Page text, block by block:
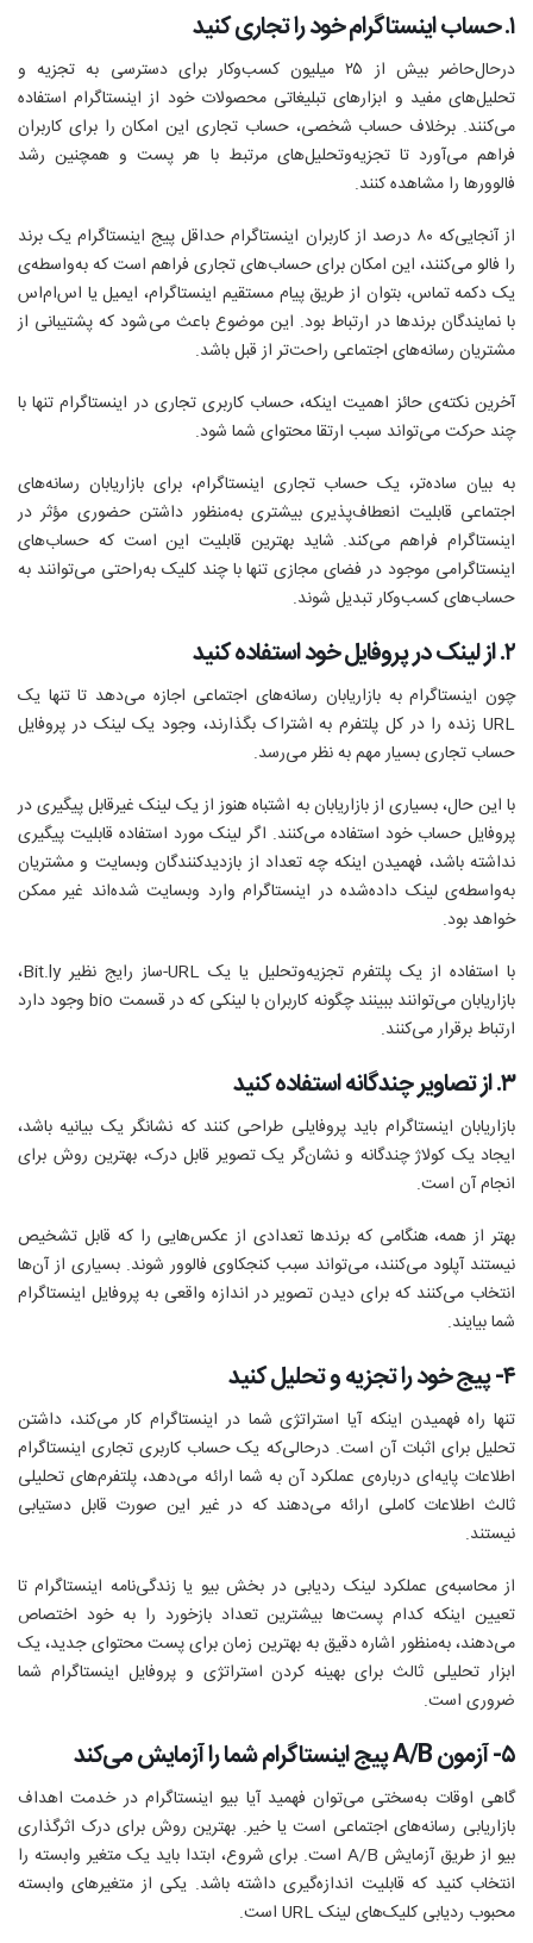
۱. حساب اینستاگرام خود را تجاری کنید
در‌حال‌حاضر بیش از ۲۵ میلیون کسب‌و‌کار برای دسترسی به تجزیه و
تحلیل‌های مفید و ابزار‌های تبلیغاتی محصولات خود از اینستاگرام استفاده
می‌کنند. بر‌خلاف حساب‌ شخصی، حساب‌ تجاری این امکان را برای کاربران
فراهم می‌آورد تا تجزیه‌و‌تحلیل‌های مرتبط با هر پست و همچنین رشد
فالوورها را مشاهده کنند.
از آنجایی‌که ۸۰ درصد از کاربران اینستاگرام حد‌اقل پیج اینستاگرام یک برند
را فالو می‌کنند، این امکان برای حساب‌های تجاری فراهم است که به‌واسطه‌ی
یک دکمه‌ تماس، بتوان از طریق پیام مستقیم اینستاگرام، ایمیل یا اس‌ام‌اس
با نمایندگان برند‌ها در ارتباط بود. این موضوع باعث می‌شود که پشتیبانی از
مشتریان رسانه‌های اجتماعی راحت‌تر از قبل باشد.
آخرین نکته‌ی حائز اهمیت اینکه، حساب کاربری تجاری در اینستاگرام تنها با
چند حرکت می‌تواند سبب ارتقا محتوای شما شود.
به بیان ساده‌تر، یک حساب تجاری اینستاگرام، برای بازاریابان رسانه‌های
اجتماعی قابلیت انعطاف‌پذیری بیشتری به‌منظور داشتن حضوری مؤثر در
اینستاگرام فراهم می‌کند. شاید بهترین قابلیت این است که حساب‌های
اینستاگرامی موجود در فضای مجازی تنها با چند کلیک به‌راحتی می‌توانند به
حساب‌های کسب‌و‌کار تبدیل شوند.
۲. از لینک در پروفایل خود استفاده کنید
چون اینستاگرام به بازاریابان رسانه‌های اجتماعی اجازه می‌دهد تا تنها یک
URL زنده را در کل پلتفرم به اشتراک بگذارند، وجود یک لینک در پروفایل
حساب تجاری بسیار مهم به نظر می‌رسد.
با این حال، بسیاری از بازاریابان به‌ اشتباه هنوز از یک لینک غیر‌قابل پیگیری در
پروفایل حساب خود استفاده می‌کنند. اگر لینک مورد استفاده قابلیت پیگیری
نداشته باشد، فهمیدن اینکه چه تعداد از بازدید‌کنندگان وبسایت و مشتریان
به‌واسطه‌ی لینک داده‌شده در اینستاگرام وارد وبسایت شده‌اند غیر ممکن
خواهد بود.
با استفاده از یک پلتفرم تجزیه‌و‌تحلیل یا یک URL-ساز رایج نظیر Bit.ly،
بازاریابان می‌توانند ببینند چگونه کاربران با لینکی که در قسمت bio وجود دارد
ارتباط برقرار می‌کنند.
۳. از تصاویر چندگانه استفاده کنید
بازاریابان اینستاگرام باید پروفایلی طراحی کنند که نشانگر یک بیانیه باشد،
ایجاد یک کولاژ چندگانه و نشان‌گر یک تصویر قابل درک، بهترین روش برای
انجام آن است.
بهتر از همه، هنگامی که برندها تعدادی از عکس‌هایی را که قابل تشخیص
نیستند آپلود می‌کنند، می‌تواند سبب کنجکاوی فالوور شوند. بسیاری از آن‌ها
انتخاب می‌کنند که برای دیدن تصویر در اندازه واقعی به پروفایل اینستاگرام
شما بیایند.
۴- پیج خود را تجزیه و تحلیل کنید
تنها راه فهمیدن اینکه آیا استراتژی شما در اینستاگرام کار می‌کند، داشتن
تحلیل برای اثبات آن است. در‌حالی‌که یک حساب کاربری تجاری اینستاگرام
اطلاعات پایه‌ای درباره‌ی عملکرد آن به شما ارائه می‌دهد، پلتفرم‌های تحلیلی
ثالث اطلاعات کاملی ارائه می‌دهند که در غیر این صورت قابل دستیابی
نیستند.
از محاسبه‌ی عملکرد‌ لینک ردیابی در بخش بیو یا زندگی‌نامه اینستاگرام تا
تعیین اینکه کدام پست‌ها بیشترین تعداد بازخورد را به خود اختصاص
می‌دهند، به‌منظور اشاره دقیق به بهترین زمان برای پست محتوای جدید، یک
ابزار تحلیلی ثالث برای بهینه کردن استراتژی و پروفایل اینستاگرام شما
ضروری است.
۵- آزمون A/B پیج اینستاگرام شما را آزمایش می‌کند
گاهی‌ اوقات به‌سختی می‌توان فهمید آیا بیو اینستاگرام در خدمت اهداف
بازاریابی رسانه‌های اجتماعی است یا خیر. بهترین روش برای درک اثرگذاری
بیو از طریق آزمایش A/B است. برای شروع، ابتدا باید یک متغیر وابسته را
انتخاب کنید که قابلیت اندازه‌گیری داشته باشد. یکی از متغیر‌های وابسته
محبوب ردیابی کلیک‌های لینک URL است.